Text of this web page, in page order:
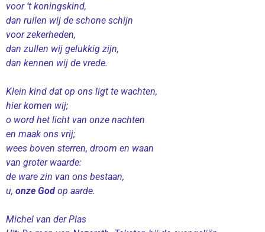
voor ‘t koningskind,
dan ruilen wij de schone schijn
voor zekerheden,
dan zullen wij gelukkig zijn,
dan kennen wij de vrede.
Klein kind dat op ons ligt te wachten,
hier komen wij;
o word het licht van onze nachten
en maak ons vrij;
wees boven sterren, droom en waan
van groter waarde:
de ware zin van ons bestaan,
u, onze God op aarde.
Michel van der Plas